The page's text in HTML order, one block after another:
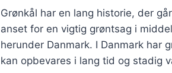
Grønkål har en lang historie, der
anset for en vigtig grøntsag i
herunder Danmark. I Danmark
kan opbevares i lang tid og stadig